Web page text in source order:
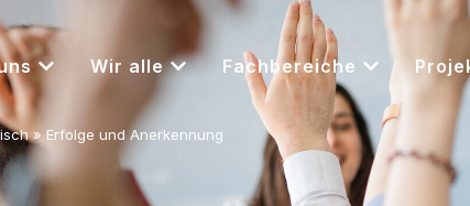
Wir alle Fachbereiche
» Erfolge und Anerkennung